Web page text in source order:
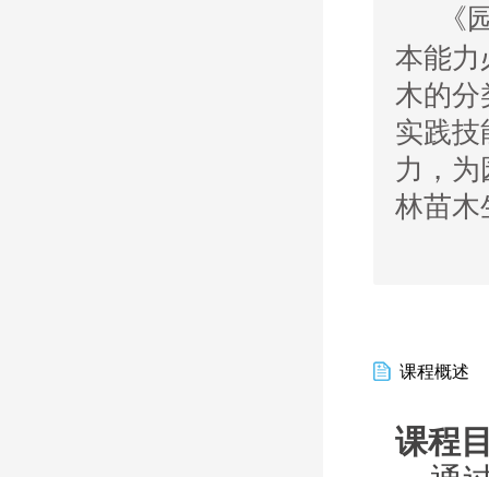
《
本能力
木的分
实践技
力，
林苗木
课程概述
课程